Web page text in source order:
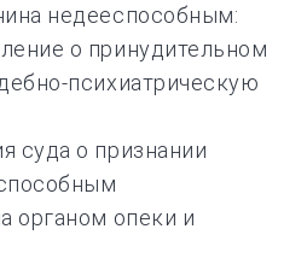
недееспособным:
о принудительном
психиатрическую
суда о признании
органом опеки и